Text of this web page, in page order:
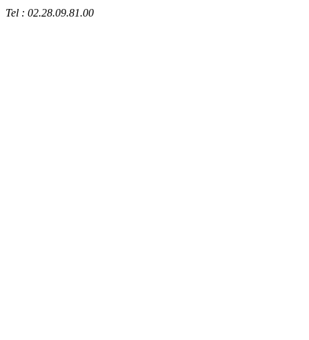
Tel : 02.28.09.81.00